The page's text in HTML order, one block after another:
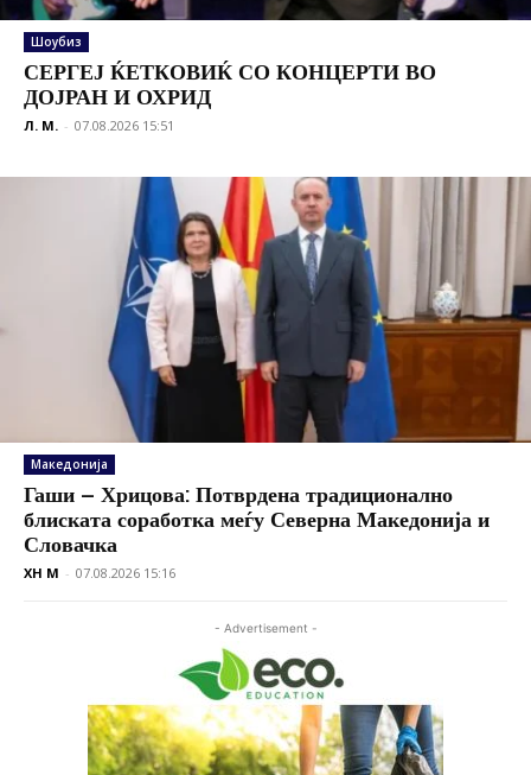
Шоубиз
СЕРГЕЈ ЌЕТКОВИЌ СО КОНЦЕРТИ ВО
ДОЈРАН И ОХРИД
Л. М. - 07.08.2026 15:51
Македонија
Гаши – Хрицова: Потврдена традиционално
блиската соработка меѓу Северна Македонија и
Словачка
XH M - 07.08.2026 15:16
- Advertisement -